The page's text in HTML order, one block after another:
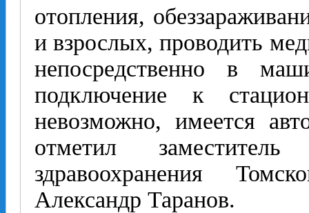
отопления,
и взрослых, проводить
непосредственно в
подключение к
невозможно, имеется
отметил заместитель
здравоохранения
Александр Таранов.